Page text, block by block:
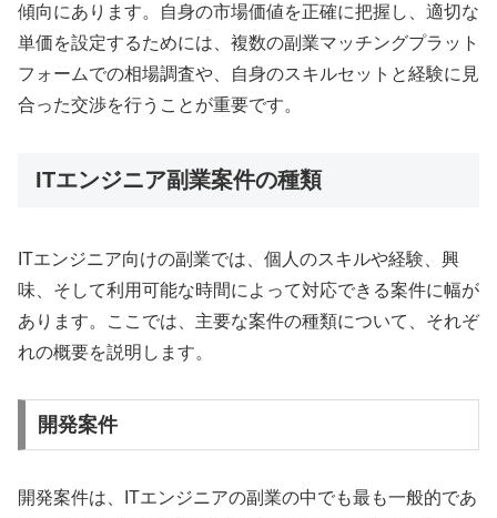
傾向にあります。自身の市場価値を正確に把握し、適切な
単価を設定するためには、複数の副業マッチングプラット
フォームでの相場調査や、自身のスキルセットと経験に見
合った交渉を行うことが重要です。
ITエンジニア副業案件の種類
ITエンジニア向けの副業では、個人のスキルや経験、興
味、そして利用可能な時間によって対応できる案件に幅が
あります。ここでは、主要な案件の種類について、それぞ
れの概要を説明します。
開発案件
開発案件は、ITエンジニアの副業の中でも最も一般的であ